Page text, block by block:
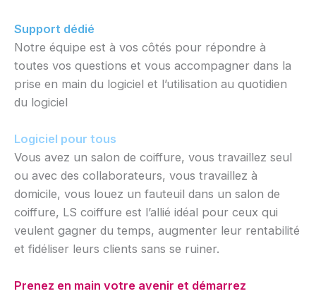
Support dédié
Notre équipe est à vos côtés pour répondre à
toutes vos questions et vous accompagner dans la
prise en main du logiciel et l’utilisation au quotidien
du logiciel
Logiciel pour tous
Vous avez un salon de coiffure, vous travaillez seul
ou avec des collaborateurs, vous travaillez à
domicile, vous louez un fauteuil dans un salon de
coiffure, LS coiffure est l’allié idéal pour ceux qui
veulent gagner du temps, augmenter leur rentabilité
et fidéliser leurs clients sans se ruiner.
Prenez en main votre avenir et démarrez